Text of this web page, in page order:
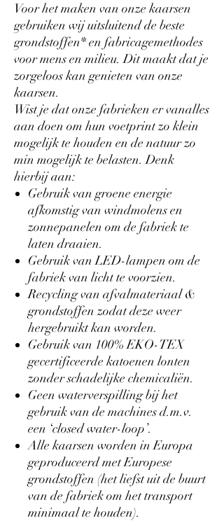
Voor het maken van onze kaarsen
gebruiken wij uitsluitend de beste
grondstoffen* en fabricagemethodes
voor mens en milieu. Dit maakt dat je
zorgeloos kan genieten van onze
kaarsen.
Wist je dat onze fabrieken er vanalles
aan doen om hun voetprint zo klein
mogelijk te houden en de natuur zo
min mogelijk te belasten. Denk
hierbij aan:
Gebruik van groene energie
afkomstig van windmolens en
zonnepanelen om de fabriek te
laten draaien.
Gebruik van LED-lampen om de
fabriek van licht te voorzien.
Recycling van afvalmateriaal &
grondstoffen zodat deze weer
hergebruikt kan worden.
Gebruik van 100% EKO-TEX
gecertificeerde katoenen lonten
zonder schadelijke chemicaliën.
Geen waterverspilling bij het
gebruik van de machines d.m.v.
een ‘closed water-loop’.
Alle kaarsen worden in Europa
geproduceerd met Europese
grondstoffen (het liefst uit de buurt
van de fabriek om het transport
minimaal te houden).